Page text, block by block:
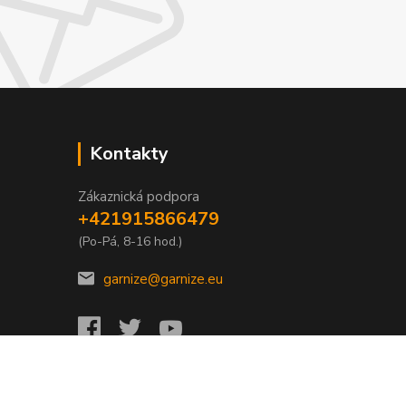
Kontakty
Zákaznická podpora
+421915866479
(Po-Pá, 8-16 hod.)
garnize@garnize.eu